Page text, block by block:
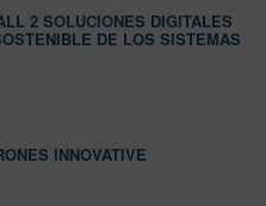
2 SOLUCIONES DIGITALES
DE LOS SISTEMAS
INNOVATIVE